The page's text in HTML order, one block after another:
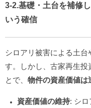
3-2.基礎・土台を補修
いう確信
シロアリ被害による土台
す。しかし、古家再生投
とで、 物件の資産価値は
資産価値の維持: シロ